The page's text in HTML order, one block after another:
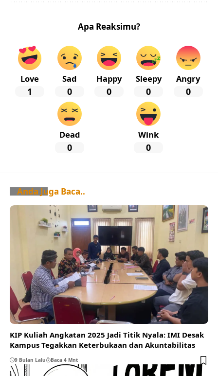
Apa Reaksimu?
Love
1
Sad
0
Happy
0
Sleepy
0
Angry
0
Dead
0
Wink
0
Anda Juga Baca..
KIP Kuliah Angkatan 2025 Jadi Titik Nyala: IMI Desak
Kampus Tegakkan Keterbukaan dan Akuntabilitas
9 Bulan Lalu Baca 4 Mnt